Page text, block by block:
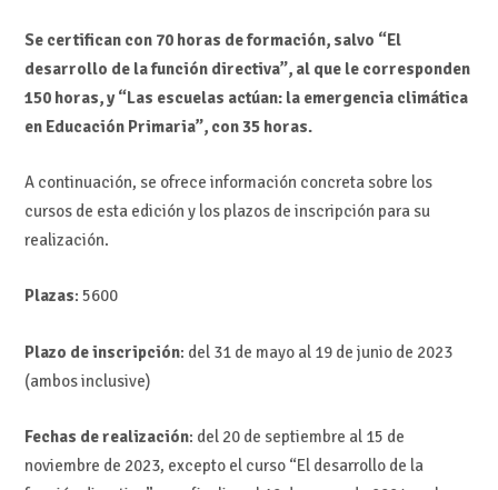
Se certifican con 70 horas de formación, salvo “El
desarrollo de la función directiva”, al que le corresponden
150 horas, y “Las escuelas actúan: la emergencia climática
en Educación Primaria”, con 35 horas.
A continuación, se ofrece información concreta sobre los
cursos de esta edición y los plazos de inscripción para su
realización.
Plazas: 5600
Plazo de inscripción: del 31 de mayo al 19 de junio de 2023
(ambos inclusive)
Fechas de realización: del 20 de septiembre al 15 de
noviembre de 2023, excepto el curso “El desarrollo de la